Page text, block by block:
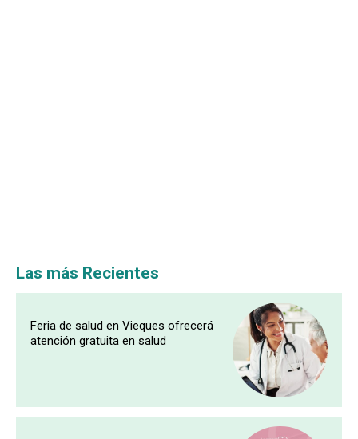
Las más Recientes
Feria de salud en Vieques ofrecerá
atención gratuita en salud